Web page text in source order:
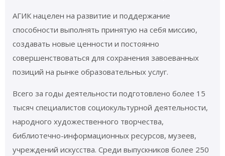
АГИК нацелен на развитие и поддержание
способности выполнять принятую на себя миссию,
создавать новые ценности и постоянно
совершенствоваться для сохранения завоеванных
позиций на рынке образовательных услуг.
Всего за годы деятельности подготовлено более 15
тысяч специалистов социокультурной деятельности,
народного художественного творчества,
библиотечно-информационных ресурсов, музеев,
учреждений искусства. Среди выпускников более 250